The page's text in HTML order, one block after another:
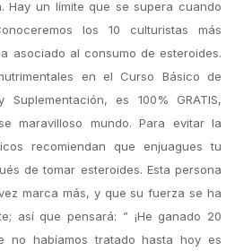
Hay un límite que se supera cuando
los 10 culturistas más
asociado al consumo de esteroides.
en el Curso Básico de
Suplementación, es 100% GRATIS,
maravilloso mundo. Para evitar la
recomiendan que enjuagues tu
de tomar esteroides. Esta persona
marca más, y que su fuerza se ha
así que pensará: ” ¡He ganado 20
no habíamos tratado hasta hoy es